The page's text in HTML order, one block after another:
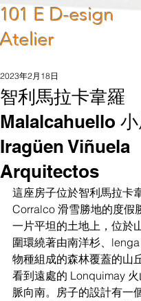
101 E D-esign
Atelier
智利馬拉卡韋羅
Malalcahuello
Iragüen Viñuela
Arquitectos
2023年2月18日
這座房子位於智利馬拉卡
Corralco 滑雪勝地的度假
一片平坦的土地上，位於
圍環繞著由南洋杉、
物種組成的森林覆蓋的山
看到遠處的 Lonquimay
脈向南。房子的設計有一